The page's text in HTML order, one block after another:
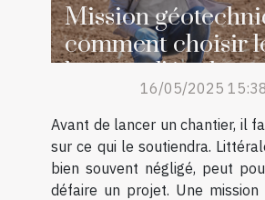
Mission
comment choisir
bureau d’étude
projet ?16/05/2025 15:38
Avant de lancer un chantier, il
sur ce qui le soutiendra.
bien souvent négligé, peut
défaire un projet. Une mission